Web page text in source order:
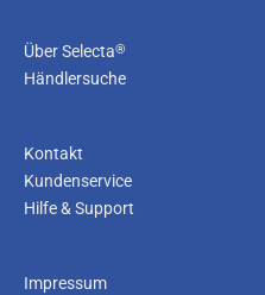
Über Selecta®
Händlersuche
Kontakt
Kundenservice
Hilfe & Support
Impressum